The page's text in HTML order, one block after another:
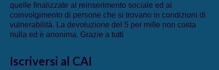
quelle finalizzate al reinserimento sociale ed al
coinvolgimento di persone che si trovano in condizioni di
vulnerabilità. La devoluzione del 5 per mille non costa
nulla ed è anonima. Grazie a tutti
Iscriversi al CAI